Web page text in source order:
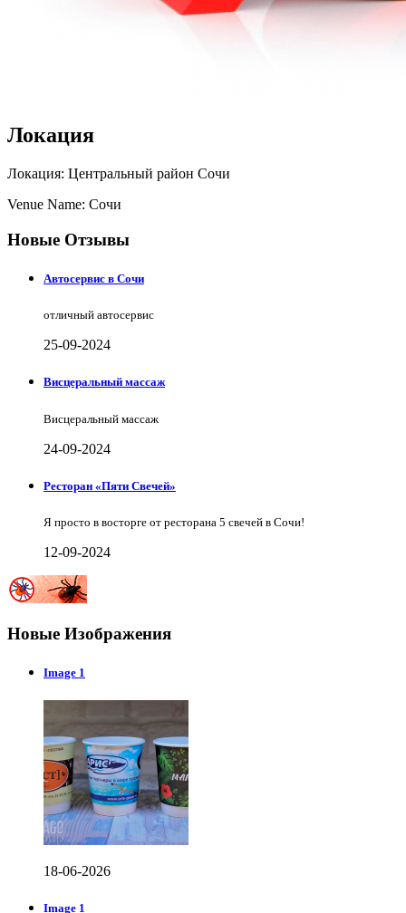
Локация
Локация: Центральный район Сочи
Venue Name: Сочи
Новые Отзывы
Автосервис в Сочи
отличный автосервис
25-09-2024
Висцеральный массаж
Висцеральный массаж
24-09-2024
Ресторан «Пяти Свечей»
Я просто в восторге от ресторана 5 свечей в Сочи!
12-09-2024
Новые Изображения
Image 1
18-06-2026
Image 1